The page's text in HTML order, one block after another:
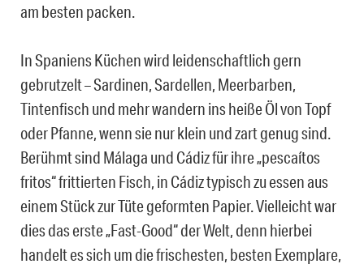
am besten packen.
In Spaniens Küchen wird leidenschaftlich gern
gebrutzelt – Sardinen, Sardellen, Meerbarben,
Tintenfisch und mehr wandern ins heiße Öl von Topf
oder Pfanne, wenn sie nur klein und zart genug sind.
Berühmt sind Málaga und Cádiz für ihre „pescaítos
fritos“ frittierten Fisch, in Cádiz typisch zu essen aus
einem Stück zur Tüte geformten Papier. Vielleicht war
dies das erste „Fast-Good“ der Welt, denn hierbei
handelt es sich um die frischesten, besten Exemplare,